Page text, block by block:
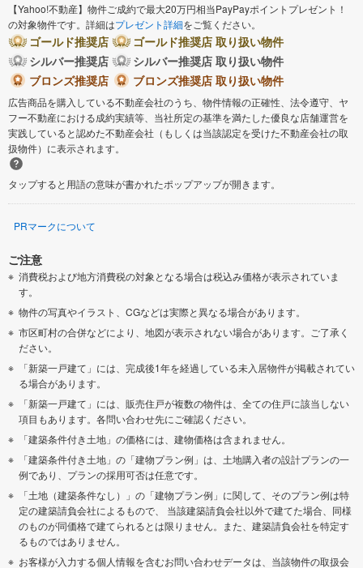
【Yahoo!不動産】物件ご成約で最大20万円相当PayPayポイントプレゼント！
の対象物件です。詳細はプレゼント詳細をご覧ください。
ゴールド推奨店
ゴールド推奨店 取り扱い物件
シルバー推奨店
シルバー推奨店 取り扱い物件
ブロンズ推奨店
ブロンズ推奨店 取り扱い物件
広告商品を購入している不動産会社のうち、物件情報の正確性、法令遵守、ヤ
フー不動産における成約実績等、当社所定の基準を満たした優良な店舗運営を
実践していると認めた不動産会社（もしくは当該認定を受けた不動産会社の取
扱物件）に表示されます。
タップすると用語の意味が書かれたポップアップが開きます。
PRマークについて
ご注意
消費税および地方消費税の対象となる場合は税込み価格が表示されていま
す。
物件の写真やイラスト、CGなどは実際と異なる場合があります。
市区町村の合併などにより、地図が表示されない場合があります。ご了承く
ださい。
「新築一戸建て」には、完成後1年を経過している未入居物件が掲載されてい
る場合があります。
「新築一戸建て」には、販売住戸が複数の物件は、全ての住戸に該当しない
項目もあります。各問い合わせ先にご確認ください。
「建築条件付き土地」の価格には、建物価格は含まれません。
「建築条件付き土地」の「建物プラン例」は、土地購入者の設計プランの一
例であり、プランの採用可否は任意です。
「土地（建築条件なし）」の「建物プラン例」に関して、そのプラン例は特
定の建築請負会社によるもので、 当該建築請負会社以外で建てた場合、同様
のものが同価格で建てられるとは限りません。また、建築請負会社を特定す
るものではありません。
お客様が入力する個人情報を含むお問い合わせデータは、当該物件の取扱会